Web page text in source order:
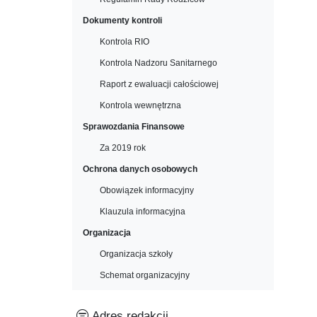
Dokumenty kontroli
Kontrola RIO
Kontrola Nadzoru Sanitarnego
Raport z ewaluacji całościowej
Kontrola wewnętrzna
Sprawozdania Finansowe
Za 2019 rok
Ochrona danych osobowych
Obowiązek informacyjny
Klauzula informacyjna
Organizacja
Organizacja szkoły
Schemat organizacyjny